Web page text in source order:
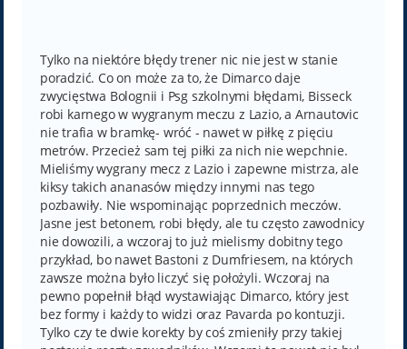
Tylko na niektóre błędy trener nic nie jest w stanie
poradzić. Co on może za to, że Dimarco daje
zwycięstwa Bolognii i Psg szkolnymi błędami, Bisseck
robi karnego w wygranym meczu z Lazio, a Arnautovic
nie trafia w bramkę- wróć - nawet w piłkę z pięciu
metrów. Przecież sam tej piłki za nich nie wepchnie.
Mieliśmy wygrany mecz z Lazio i zapewne mistrza, ale
kiksy takich ananasów między innymi nas tego
pozbawiły. Nie wspominając poprzednich meczów.
Jasne jest betonem, robi błędy, ale tu często zawodnicy
nie dowozili, a wczoraj to już mielismy dobitny tego
przykład, bo nawet Bastoni z Dumfriesem, na których
zawsze można było liczyć się położyli. Wczoraj na
pewno popełnił błąd wystawiając Dimarco, który jest
bez formy i każdy to widzi oraz Pavarda po kontuzji.
Tylko czy te dwie korekty by coś zmieniły przy takiej